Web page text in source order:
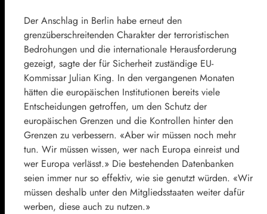
Der Anschlag in Berlin habe erneut den
grenzüberschreitenden Charakter der terroristischen
Bedrohungen und die internationale Herausforderung
gezeigt, sagte der für Sicherheit zuständige EU-
Kommissar Julian King. In den vergangenen Monaten
hätten die europäischen Institutionen bereits viele
Entscheidungen getroffen, um den Schutz der
europäischen Grenzen und die Kontrollen hinter den
Grenzen zu verbessern. «Aber wir müssen noch mehr
tun. Wir müssen wissen, wer nach Europa einreist und
wer Europa verlässt.» Die bestehenden Datenbanken
seien immer nur so effektiv, wie sie genutzt würden. «Wir
müssen deshalb unter den Mitgliedsstaaten weiter dafür
werben, diese auch zu nutzen.»